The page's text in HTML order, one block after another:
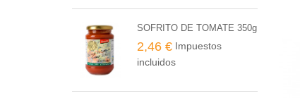
SOFRITO DE TOMATE 350g
2,46 € Impuestos
incluidos